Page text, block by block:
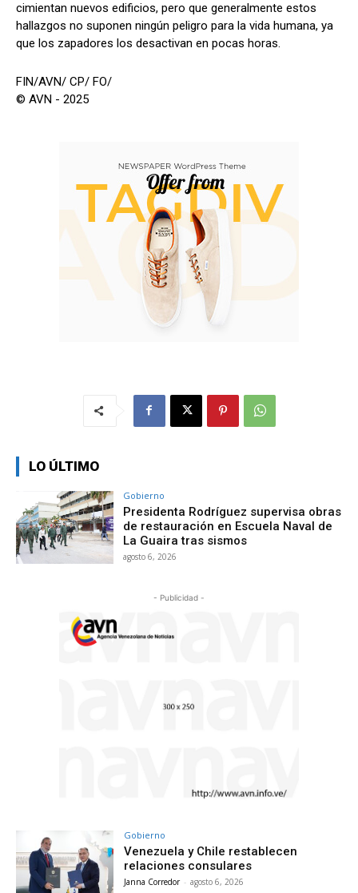
cimientan nuevos edificios, pero que generalmente estos
hallazgos no suponen ningún peligro para la vida humana, ya
que los zapadores los desactivan en pocas horas.
FIN/AVN/ CP/ FO/
© AVN - 2025
LO ÚLTIMO
Gobierno
Presidenta Rodríguez supervisa obras
de restauración en Escuela Naval de
La Guaira tras sismos
agosto 6, 2026
- Publicidad -
Gobierno
Venezuela y Chile restablecen
relaciones consulares
Janna Corredor - agosto 6, 2026